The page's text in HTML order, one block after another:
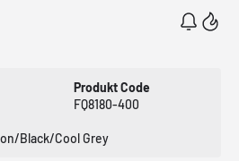
Produkt Code
FQ8180-400
Black/Cool Grey